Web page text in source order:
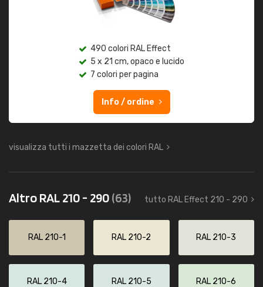
490 colori RAL Effect
5 x 21 cm, opaco e lucido
7 colori per pagina
Info / ordine
visualizza tutti i mazzetta dei colori RAL
Altro RAL 210 - 290(63) tutto RAL Effect 210 - 290
RAL 210-1 RAL 210-2 RAL 210-3
RAL 210-4 RAL 210-5 RAL 210-6